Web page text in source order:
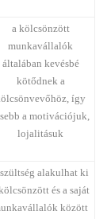
a kölcsönzött
munkavállalók
általában kevésbé
kötődnek a
így
a motivációjuk,
lojalitásuk
alakulhat ki
és a saját
között